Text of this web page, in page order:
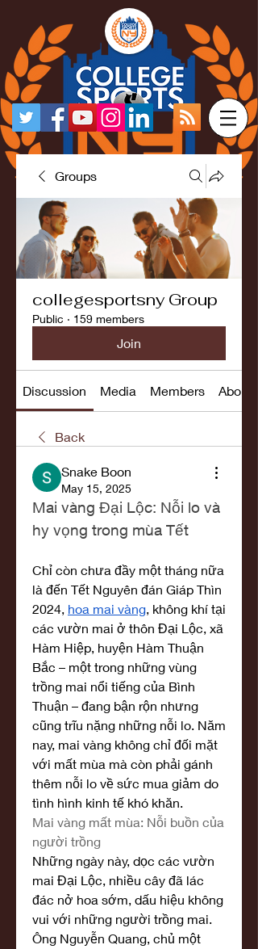
Groups
collegesportsny Group
Public · 159 members
Join
Discussion Media Members About
Back
Snake Boon
May 15, 2025
Mai vàng Đại Lộc: Nỗi lo và
hy vọng trong mùa Tết
Chỉ còn chưa đầy một tháng nữa
là đến Tết Nguyên đán Giáp Thìn
2024, hoa mai vàng, không khí tại
các vườn mai ở thôn Đại Lộc, xã
Hàm Hiệp, huyện Hàm Thuận
Bắc – một trong những vùng
trồng mai nổi tiếng của Bình
Thuận – đang bận rộn nhưng
cũng trĩu nặng những nỗi lo. Năm
nay, mai vàng không chỉ đối mặt
với mất mùa mà còn phải gánh
thêm nỗi lo về sức mua giảm do
tình hình kinh tế khó khăn.
Mai vàng mất mùa: Nỗi buồn của
người trồng
Những ngày này, dọc các vườn
mai Đại Lộc, nhiều cây đã lác
đác nở hoa sớm, dấu hiệu không
vui với những người trồng mai.
Ông Nguyễn Quang, chủ một